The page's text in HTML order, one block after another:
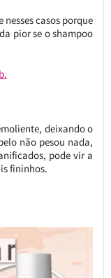
casos porque
pior se o shampoo
deixando o
não pesou nada,
pode vir a
fininhos.